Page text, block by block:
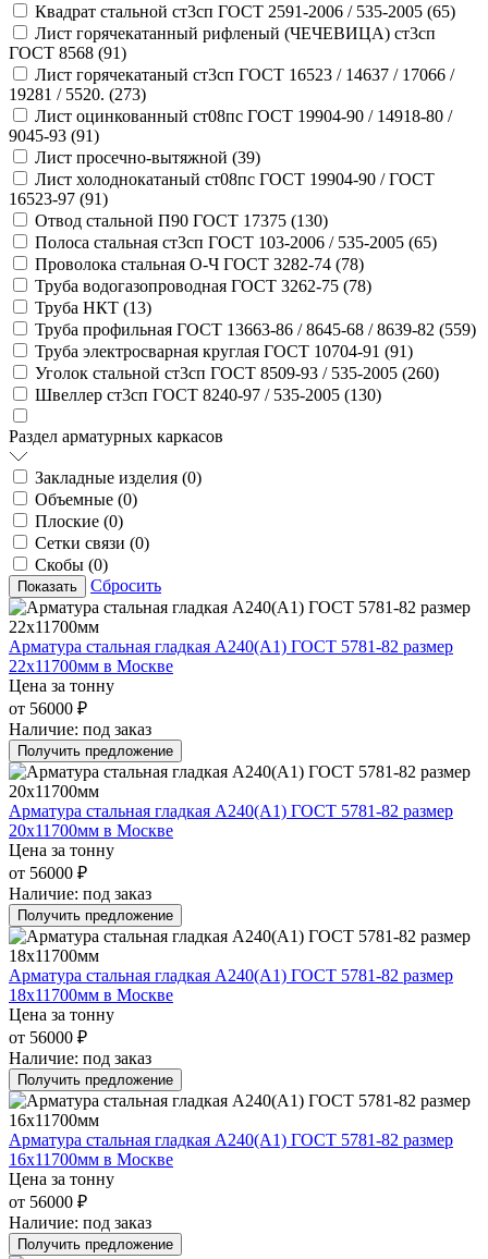
Квадрат стальной ст3сп ГОСТ 2591-2006 / 535-2005 (65)
Лист горячекатанный рифленый (ЧЕЧЕВИЦА) ст3сп
ГОСТ 8568 (91)
Лист горячекатаный ст3сп ГОСТ 16523 / 14637 / 17066 /
19281 / 5520. (273)
Лист оцинкованный ст08пс ГОСТ 19904-90 / 14918-80 /
9045-93 (91)
Лист просечно-вытяжной (39)
Лист холоднокатаный ст08пс ГОСТ 19904-90 / ГОСТ
16523-97 (91)
Отвод стальной П90 ГОСТ 17375 (130)
Полоса стальная ст3сп ГОСТ 103-2006 / 535-2005 (65)
Проволока стальная О-Ч ГОСТ 3282-74 (78)
Труба водогазопроводная ГОСТ 3262-75 (78)
Труба НКТ (13)
Труба профильная ГОСТ 13663-86 / 8645-68 / 8639-82 (559)
Труба электросварная круглая ГОСТ 10704-91 (91)
Уголок стальной ст3сп ГОСТ 8509-93 / 535-2005 (260)
Швеллер ст3сп ГОСТ 8240-97 / 535-2005 (130)
Раздел арматурных каркасов
Закладные изделия (0)
Объемные (0)
Плоские (0)
Сетки связи (0)
Скобы (0)
Сбросить
Арматура стальная гладкая А240(А1) ГОСТ 5781-82 размер
22х11700мм в Москве
Цена за тонну
от 56000 ₽
Наличие: под заказ
Получить предложение
Арматура стальная гладкая А240(А1) ГОСТ 5781-82 размер
20х11700мм в Москве
Цена за тонну
от 56000 ₽
Наличие: под заказ
Получить предложение
Арматура стальная гладкая А240(А1) ГОСТ 5781-82 размер
18х11700мм в Москве
Цена за тонну
от 56000 ₽
Наличие: под заказ
Получить предложение
Арматура стальная гладкая А240(А1) ГОСТ 5781-82 размер
16х11700мм в Москве
Цена за тонну
от 56000 ₽
Наличие: под заказ
Получить предложение